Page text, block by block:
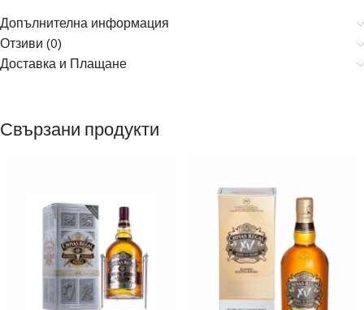
Допълнителна информация
Отзиви (0)
Доставка и Плащане
Свързани продукти